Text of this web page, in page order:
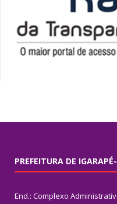
PREFEITURA DE
End.: Complexo